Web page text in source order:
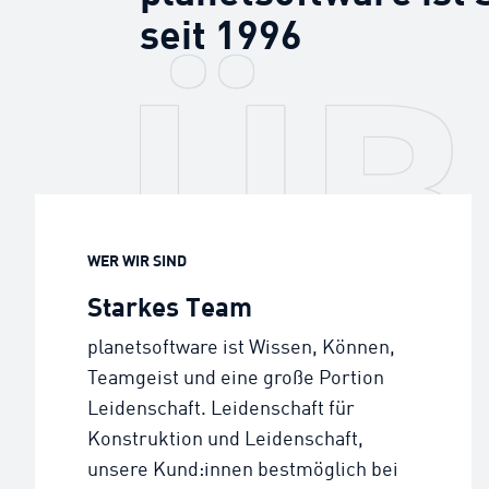
seit 1996
WER WIR SIND
Starkes Team
planetsoftware ist Wissen, Können,
Teamgeist und eine große Portion
Leidenschaft. Leidenschaft für
Konstruktion und Leidenschaft,
unsere Kund:innen bestmöglich bei